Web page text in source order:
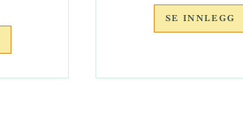
SE INNLEGG